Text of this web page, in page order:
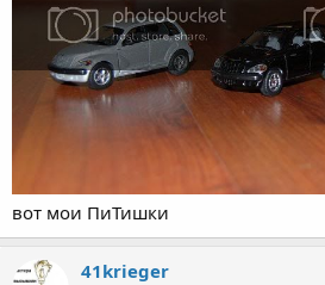
вот мои ПиТишки
41krieger